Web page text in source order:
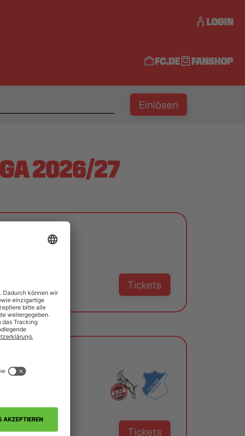
Einlösen
2026/27
Tickets
Tickets
LOGIN
FC.DE FANSHOP